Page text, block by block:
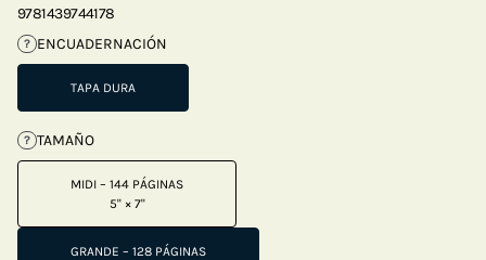
9781439744178
? ENCUADERNACIÓN
TAPA DURA
? TAMAÑO
MIDI – 144 PÁGINAS
5" × 7"
GRANDE – 128 PÁGINAS